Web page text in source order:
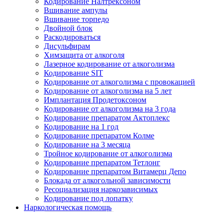
Вшивание ампулы
Вшивание торпедо
Двойной блок
Раскодироваться
Дисульфирам
Химзащита от алкоголя
Лазерное кодирование от алкоголизма
Кодирование SIT
Кодирование от алкоголизма с провокацией
Кодирование от алкоголизма на 5 лет
Имплантация Продетоксоном
Кодирование от алкоголизма на 3 года
Кодирование препаратом Актоплекс
Кодирование на 1 год
Кодирование препаратом Колме
Кодирование на 3 месяца
Тройное кодирование от алкоголизма
Кодирование препаратом Тетлонг
Кодирование препаратом Витамерц Депо
Блокада от алкогольной зависимости
Ресоциализация наркозависимых
Кодирование под лопатку
Наркологическая помощь